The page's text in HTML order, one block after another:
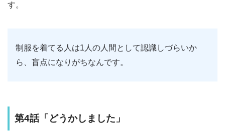
す。
制服を着てる人は1人の人間として認識しづらいか
ら、盲点になりがちなんです。
第4話「どうかしました」